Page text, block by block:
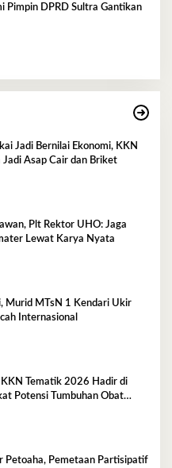
Pimpin DPRD Sultra Gantikan
Jadi Bernilai Ekonomi, KKN
Jadi Asap Cair dan Briket
Plt Rektor UHO: Jaga
Lewat Karya Nyata
Murid MTsN 1 Kendari Ukir
Internasional
Tematik 2026 Hadir di
Potensi Tumbuhan Obat
Petoaha, Pemetaan Partisipatif